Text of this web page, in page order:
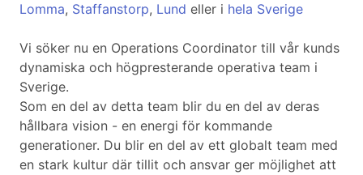
Lomma, Staffanstorp, Lund eller i hela Sverige
Vi söker nu en Operations Coordinator till vår kunds
dynamiska och högpresterande operativa team i
Sverige.
Som en del av detta team blir du en del av deras
hållbara vision - en energi för kommande
generationer. Du blir en del av ett globalt team med
en stark kultur där tillit och ansvar ger möjlighet att